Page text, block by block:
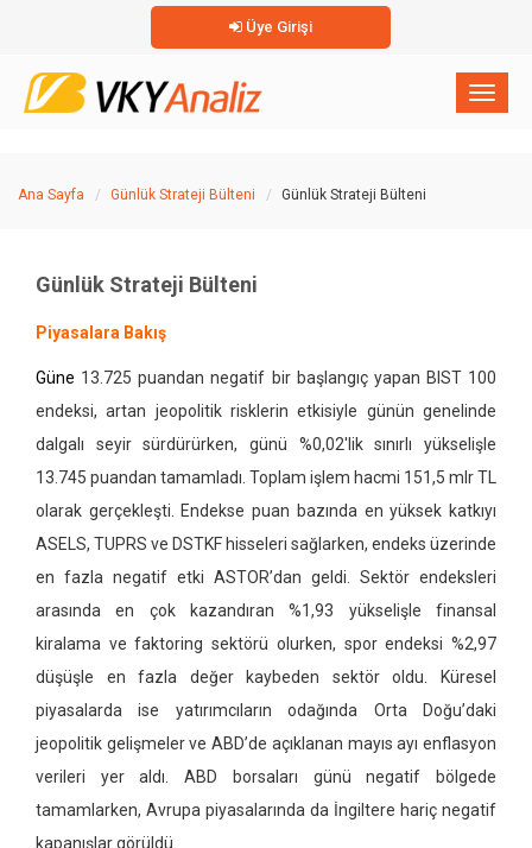
Üye Girişi
×
Ana Sayfa Günlük Strateji Bülteni Günlük Strateji Bülteni
Günlük Strateji Bülteni
Piyasalara Bakış
Güne 13.725 puandan negatif bir başlangıç yapan BIST 100
endeksi, artan jeopolitik risklerin etkisiyle günün genelinde
dalgalı seyir sürdürürken, günü %0,02'lik sınırlı yükselişle
13.745 puandan tamamladı. Toplam işlem hacmi 151,5 mlr TL
olarak gerçekleşti. Endekse puan bazında en yüksek katkıyı
ASELS, TUPRS ve DSTKF hisseleri sağlarken, endeks üzerinde
en fazla negatif etki ASTOR’dan geldi. Sektör endeksleri
arasında en çok kazandıran %1,93 yükselişle finansal
kiralama ve faktoring sektörü olurken, spor endeksi %2,97
düşüşle en fazla değer kaybeden sektör oldu. Küresel
piyasalarda ise yatırımcıların odağında Orta Doğu’daki
jeopolitik gelişmeler ve ABD’de açıklanan mayıs ayı enflasyon
verileri yer aldı. ABD borsaları günü negatif bölgede
tamamlarken, Avrupa piyasalarında da İngiltere hariç negatif
kapanışlar görüldü.